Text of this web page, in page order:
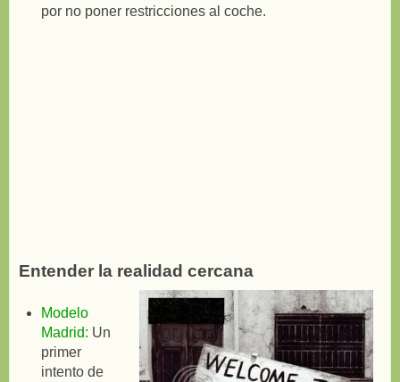
por no poner restricciones al coche.
Entender la realidad cercana
Modelo
Madrid: Un
primer
intento de